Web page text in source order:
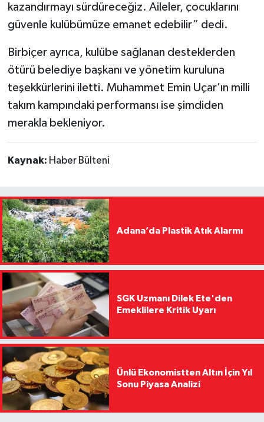
kazandırmayı sürdüreceğiz. Aileler, çocuklarını
güvenle kulübümüze emanet edebilir” dedi.
Birbiçer ayrıca, kulübe sağlanan desteklerden
ötürü belediye başkanı ve yönetim kuruluna
teşekkürlerini iletti. Muhammet Emin Uçar’ın milli
takım kampındaki performansı ise şimdiden
merakla bekleniyor.
Kaynak: Haber Bülteni
Adana’da Plastik Atık Alarmı
SGK Uzmanı Dilek Ete'den
Emeklilere Kritik Uyarı
Ünlü Ekonomistten Altın İçin Yıl
Sonu Piyasa Analizi